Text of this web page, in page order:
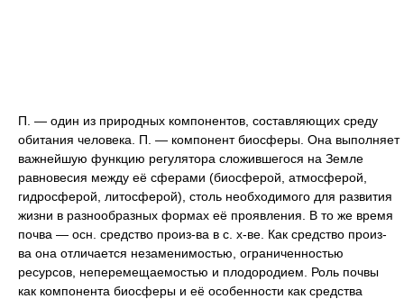
П. — один из природных компонентов, составляющих среду
обитания человека. П. — компонент биосферы. Она выполняет
важнейшую функцию регулятора сложившегося на Земле
равновесия между её сферами (биосферой, атмосферой,
гидросферой, литосферой), столь необходимого для развития
жизни в разнообразных формах её проявления. В то же время
почва — осн. средство произ-ва в с. х-ве. Как средство произ-
ва она отличается незаменимостью, ограниченностью
ресурсов, неперемещаемостью и плодородием. Роль почвы
как компонента биосферы и её особенности как средства